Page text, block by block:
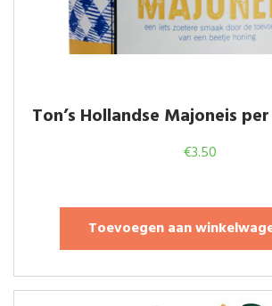
Ton’s Hollandse Majoneis
€3.50
Toevoegen aan